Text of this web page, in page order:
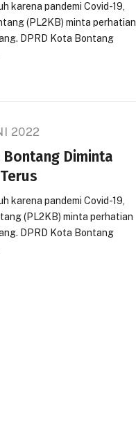
karena pandemi Covid-19,
(PL2KB) minta perhatian
DPRD Kota Bontang
2022
Diminta
karena pandemi Covid-19,
(PL2KB) minta perhatian
DPRD Kota Bontang